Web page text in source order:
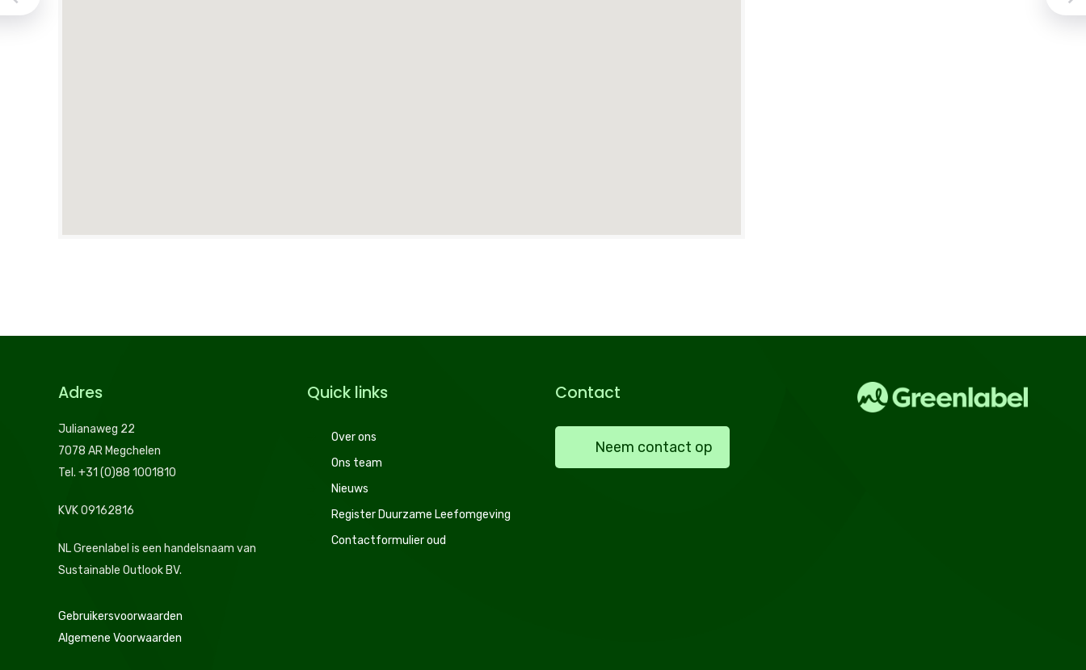
Adres
Julianaweg 22
7078 AR Megchelen
Tel. +31 (0)88 1001810
KVK 09162816
NL Greenlabel is een handelsnaam van
Sustainable Outlook BV.
Gebruikersvoorwaarden
Algemene Voorwaarden
Quick links
Over ons
Ons team
Nieuws
Register Duurzame Leefomgeving
Contactformulier oud
Contact
Neem contact op